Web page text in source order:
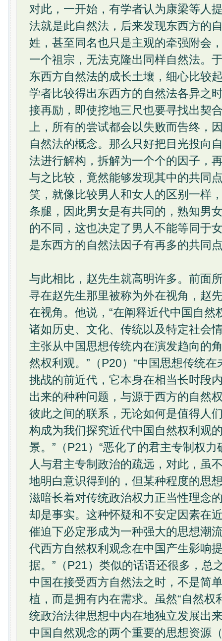
对此，一开始，有学者认为康梁等人
法就是此自然法，后来发现东西方的
姓，甚至同名也只是主观的牵强附会
一个祖宗，无法克隆出同样自然法。
东西方自然法的成长土壤，细心比较
学者比较得出东西方的自然法各异之
接再励，即使挖地三尺也要寻找出契
上，所有的尝试都会以失败而告终，
自然法的概念。那么只好把目光投向
法进行解构，拆解为一个个的因子，
与之比较，竟然能够发现其中的共同
笑，就像比较男人和女人的区别一样
条腿，因此男女是有共同的，熟知男
的不同，这也决定了男人不能等同于
是东西方的自然法因子有再多的共同
与此相比，赵先生就高明许多。前面
寻在赵先生那里被称为外在视角，赵
在视角。他说，“在阐释近代中国自然
诸如历史、文化、传统以及特定社会
主张从中国思想传统内在演发趋向的
然权利观。”（P20）“中国思想传统
挑战的前近代，它本身在相当长时段
出来的种种问题，与源于西方的自然
彼此之间的联系，无论如何是值得人
构成为我们探究近代中国自然权利观
景。”（P21）“恶化了的君主专制权
人与君主专制政治的疏远，对此，虽
地明白意识得到的，但某种程度的思
滋暗长着对传统政治权力正当性理念
却是事实。这种怀疑和不安定因素在
催迫下必定形成为一种强大的思想潮
代西方自然权利观念在中国产生影响
据。”（P21）类似的话语还很多，总
中国在接受西方自然法之时，不是简
植，而是拥有内在需求。虽然“自然权
统政治法律思想中内在地独立发展出
中国自然观念的两个重要的思想资源